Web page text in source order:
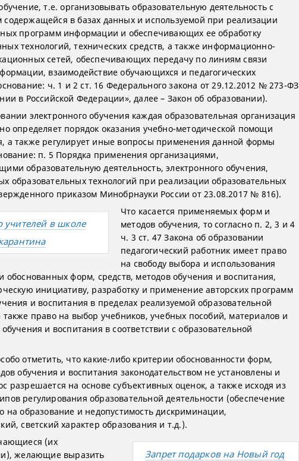
т.е. организовывать образовательную деятельность с
в базах данных и используемой при реализации
программ информации и обеспечивающих ее обработку
технологий, технических средств, а также информационно-
сетей, обеспечивающих передачу по линиям связи
взаимодействие обучающихся и педагогических
ч. 1 и 2 ст. 16 Федерального закона от 29.12.2012 № 273-ФЗ
в Российской Федерации», далее – Закон об образовании).
электронного обучения каждая образовательная организация
определяет порядок оказания учебно-методической помощи
а также регулирует иные вопросы применения данной формы
п. 5 Порядка применения организациями,
образовательную деятельность, электронного обучения,
образовательных технологий при реализации образовательных
приказом Минобрнауки России от 23.08.2017 № 816).
учителей в школе
Что касается применяемых форм и
методов обучения, то согласно п. 2, 3 и 4
ч. 3 ст. 47 Закона об образовании
педагогический работник имеет право
на свободу выбора и использования
обоснованных форм, средств, методов обучения и воспитания,
инициативу, разработку и применение авторских программ
и воспитания в пределах реализуемой образовательной
право на выбор учебников, учебных пособий, материалов и
и воспитания в соответствии с образовательной
отметить, что какие-либо критерии обоснованности форм,
обучения и воспитания законодательством не установлены и
разрешается на основе субъективных оценок, а также исходя из
регулирования образовательной деятельности (обеспечение
на образование и недопустимость дискриминации,
светский характер образования и т.д.).
Запрет подарков на Новый год
(их
желающие выразить